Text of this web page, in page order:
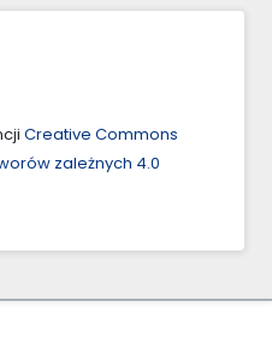
Creative Commons
zależnych 4.0